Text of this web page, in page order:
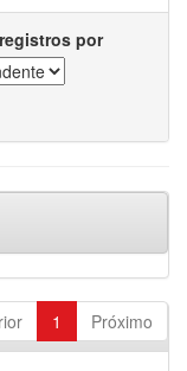
por
1 Próximo